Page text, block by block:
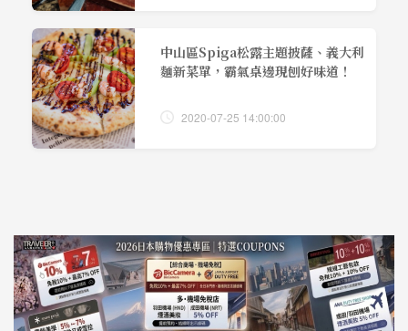
中山區Spiga松露主題披薩、義大利
麵新菜單，霸氣桌邊現刨好味道！
2020-07-25 14:00:00